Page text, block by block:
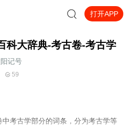
打开APP
科大辞典-考古卷-考古学
记号
59
考古学部分的词条，分为考古学等